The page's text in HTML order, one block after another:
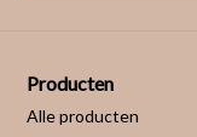
Producten
Alle producten